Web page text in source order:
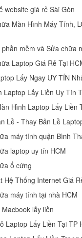
website giá rẻ Sài Gòn
Màn Hình Máy Tính,
phần mềm và Sửa chữa
Laptop Giá Rẻ Tại
Lấy Ngay UY TÍN
Laptop Lấy Liền Uy Tín
Hình Laptop Lấy Liền
Lề - Thay Bản Lề
máy tính quận Bình
laptop uy tín HCM
ổ cứng
Hệ Thống Internet Giá
máy tính tại nhà HCM
lấy liền
Laptop Lấy Liền Tại TP